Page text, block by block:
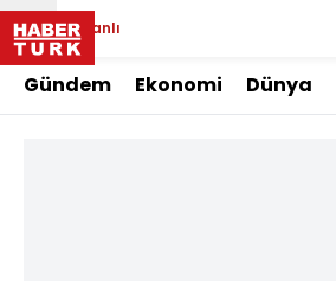
Canlı
Gündem Ekonomi Dünya